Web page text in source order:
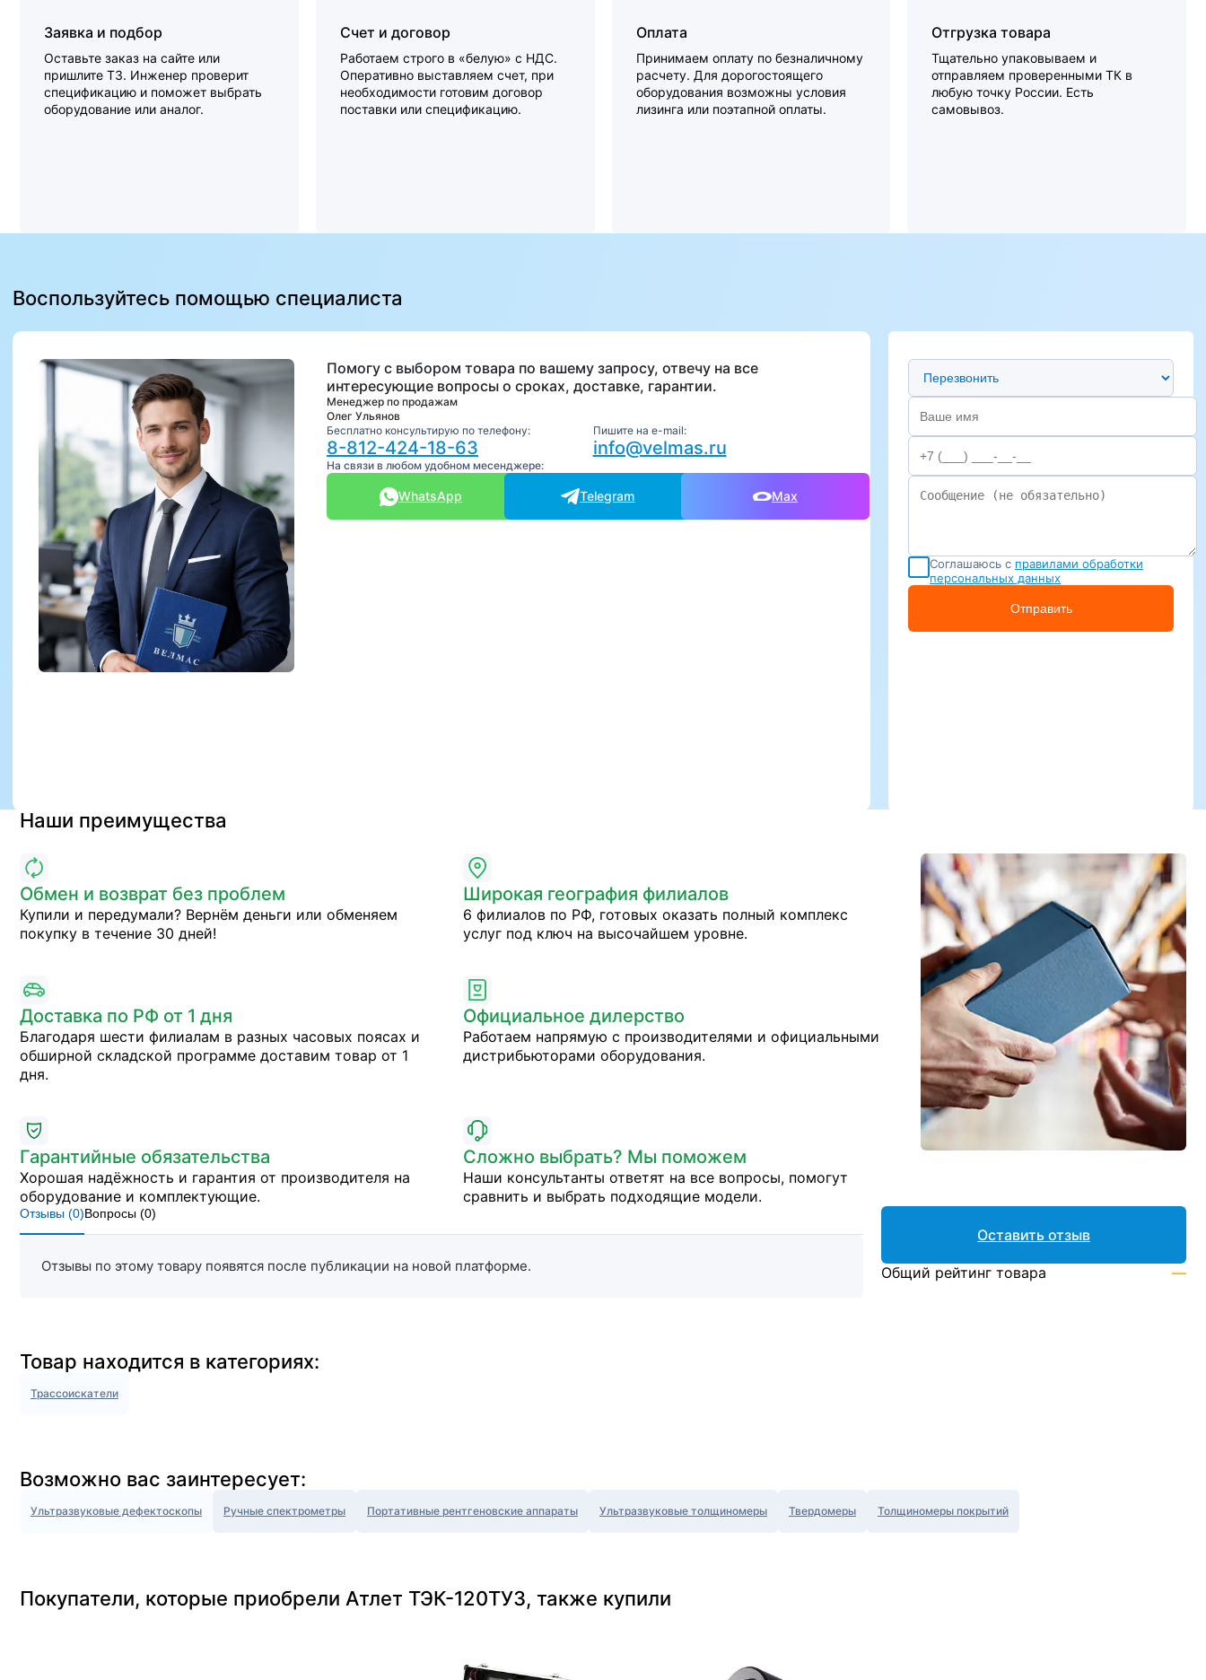
Заявка и подбор
Оставьте заказ на сайте или
пришлите ТЗ. Инженер проверит
спецификацию и поможет выбрать
оборудование или аналог.
Счет и договор
Работаем строго в «белую» с НДС.
Оперативно выставляем счет, при
необходимости готовим договор
поставки или спецификацию.
Оплата
Принимаем оплату по безналичному
расчету. Для дорогостоящего
оборудования возможны условия
лизинга или поэтапной оплаты.
Отгрузка товара
Тщательно упаковываем и
отправляем проверенными ТК в
любую точку России. Есть
самовывоз.
Воспользуйтесь помощью специалиста
Помогу с выбором товара по вашему запросу, отвечу на все
интересующие вопросы о сроках, доставке, гарантии.
Менеджер по продажам
Олег Ульянов
Бесплатно консультирую по телефону:
8-812-424-18-63
Пишите на e-mail:
info@velmas.ru
На связи в любом удобном месенджере:
WhatsApp Telegram Max
Предпочтительный способ связи
Соглашаюсь с правилами обработки
персональных данных
Отправить
Наши преимущества
Обмен и возврат без проблем
Купили и передумали? Вернём деньги или обменяем
покупку в течение 30 дней!
Широкая география филиалов
6 филиалов по РФ, готовых оказать полный комплекс
услуг под ключ на высочайшем уровне.
Доставка по РФ от 1 дня
Благодаря шести филиалам в разных часовых поясах и
обширной складской программе доставим товар от 1
дня.
Официальное дилерство
Работаем напрямую с производителями и официальными
дистрибьюторами оборудования.
Гарантийные обязательства
Хорошая надёжность и гарантия от производителя на
оборудование и комплектующие.
Сложно выбрать? Мы поможем
Наши консультанты ответят на все вопросы, помогут
сравнить и выбрать подходящие модели.
Отзывы (0)Вопросы (0)
Отзывы по этому товару появятся после публикации на новой платформе.
Оставить отзыв
Общий рейтинг товара —
Товар находится в категориях:
Трассоискатели
Возможно вас заинтересует:
Ультразвуковые дефектоскопы Ручные спектрометры Портативные рентгеновские аппараты Ультразвуковые толщиномеры Твердомеры Толщиномеры покрытий
Покупатели, которые приобрели Атлет ТЭК-120ТУЗ, также купили